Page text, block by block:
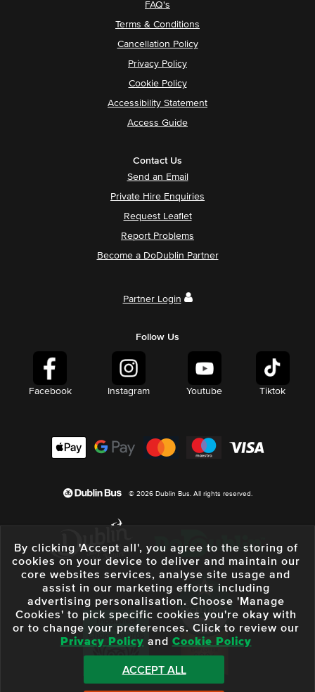
FAQ's
Terms & Conditions
Cancellation Policy
Privacy Policy
Cookie Policy
Accessibility Statement
Access Guide
Contact Us
Send an Email
Private Hire Enquiries
Request Leaflet
Report Problems
Become a DoDublin Partner
Partner Login
Follow Us
Facebook Instagram Youtube Tiktok
© 2026 Dublin Bus. All rights reserved.
By clicking 'Accept all', you agree to the storing of
cookies on your device to deliver and maintain our
core websites services, analyse site usage and
assist in our marketing efforts including
advertising personalisation. Choose 'Manage
Cookies' to pick specific cookies you're okay with
or to change your preferences. Click to review our
Privacy Policy and Cookie Policy
ACCEPT ALL